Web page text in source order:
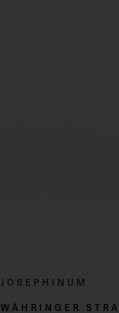
JOSEPHINUM
WÄHRINGER